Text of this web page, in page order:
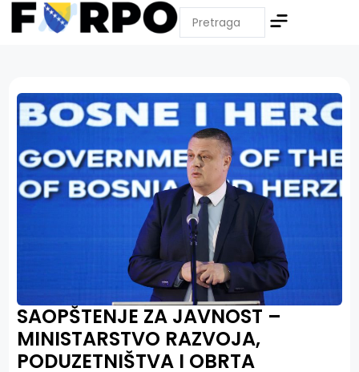
SAOPŠTENJE ZA JAVNOST –
MINISTARSTVO RAZVOJA,
PODUZETNIŠTVA I OBRTA